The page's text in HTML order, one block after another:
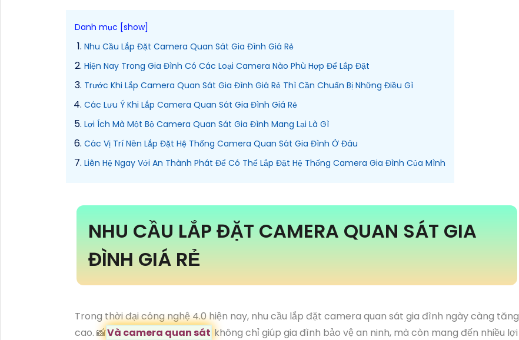
Nhu Cầu Lắp Đặt Camera Quan Sát Gia Đình Giá Rẻ
Hiện Nay Trong Gia Đình Có Các Loại Camera Nào Phù Hợp Để Lắp Đặt
Trước Khi Lắp Camera Quan Sát Gia Đình Giá Rẻ Thì Cần Chuẩn Bị Những Điều Gì
Các Lưu Ý Khi Lắp Camera Quan Sát Gia Đình Giá Rẻ
Lợi Ích Mà Một Bộ Camera Quan Sát Gia Đình Mang Lại Là Gì
Các Vị Trí Nên Lắp Đặt Hệ Thống Camera Quan Sát Gia Đình Ở Đâu
Liên Hệ Ngay Với An Thành Phát Để Có Thể Lắp Đặt Hệ Thống Camera Gia Đình Của Mình
NHU CẦU LẮP ĐẶT CAMERA QUAN SÁT GIA
ĐÌNH GIÁ RẺ
Trong thời đại công nghệ 4.0 hiện nay, nhu cầu lắp đặt camera quan sát gia đình ngày càng tăng
cao. 📸Và camera quan sát không chỉ giúp gia đình bảo vệ an ninh, mà còn mang đến nhiều lợi